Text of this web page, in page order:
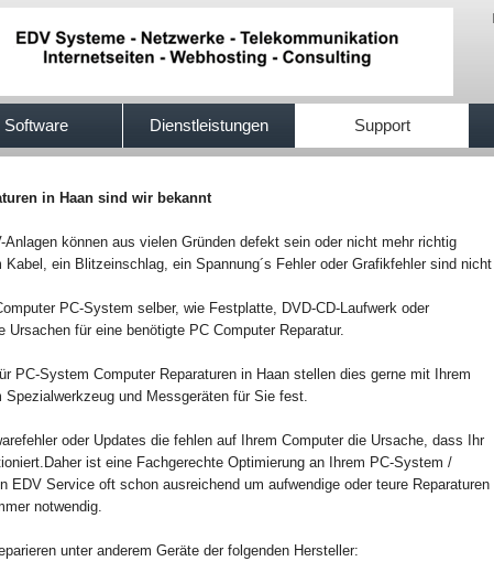
Software Dienstleistungen Support
in Haan sind wir bekannt
können aus vielen Gründen defekt sein oder nicht mehr richtig
ein Blitzeinschlag, ein Spannung´s Fehler oder Grafikfehler sind nicht
PC-System selber, wie Festplatte, DVD-CD-Laufwerk oder
für eine benötigte PC Computer Reparatur.
PC-System Computer Reparaturen in Haan stellen dies gerne mit Ihrem
Spezialwerkzeug und Messgeräten für Sie fest.
oder Updates die fehlen auf Ihrem Computer die Ursache, dass Ihr
ist eine Fachgerechte Optimierung an Ihrem PC-System /
EDV Service oft schon ausreichend um aufwendige oder teure Reparaturen
notwendig.
unter anderem Geräte der folgenden Hersteller: